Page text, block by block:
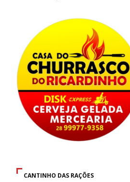
CANTINHO DAS RAÇÕES